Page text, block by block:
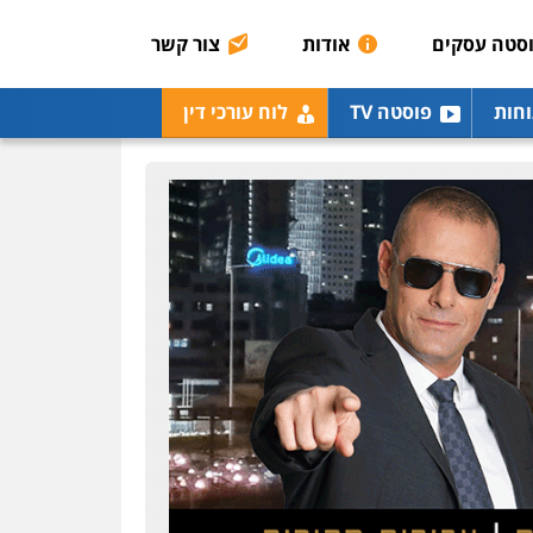
עסקים אודות צור קשר
פוסטה TV לוח עורכי דין
מחיקת כתבות מגוגל
ודחיקת אזכורים שליליים
דין
0522508109
אחסון אתרים
מהירות הגנה גיבוי
תמיכה שירותים מקצועיים
לעורכי דין
מרכז התחלה חדשה
אסירים עבירות מין
שירותים מקצועיים לעורכי
דין
0544500346
מאיה בלום, עו"ס,
טיפול ושיקום
טיפול בהתמכרויות